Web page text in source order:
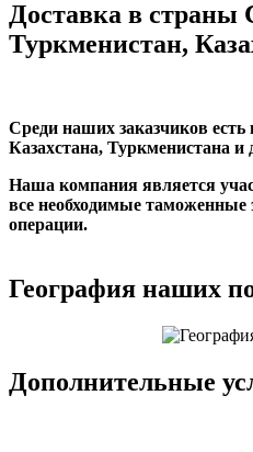
Доставка в
Туркменистан,
Среди наших заказчиков
Казахстана, Туркменистана и
Наша компания является
все необходимые
операции.
География наших
Дополнительные